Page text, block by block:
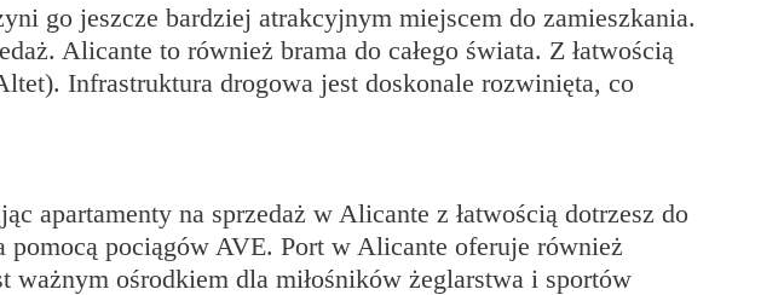
go jeszcze bardziej atrakcyjnym miejscem do zamieszkania.
Alicante to również brama do całego świata. Z łatwością
Infrastruktura drogowa jest doskonale rozwinięta, co
apartamenty na sprzedaż w Alicante z łatwością dotrzesz do
pociągów AVE. Port w Alicante oferuje również
ośrodkiem dla miłośników żeglarstwa i sportów